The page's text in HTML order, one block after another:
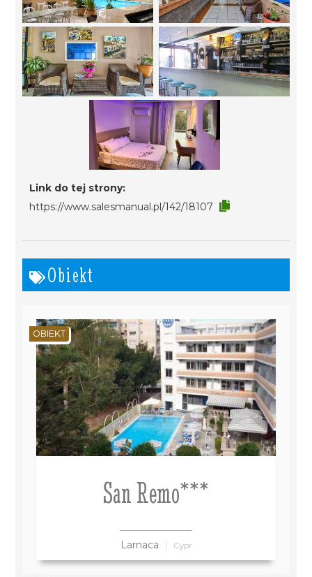
Link do tej strony:
https://www.salesmanual.pl/142/18107
Obiekt
San Remo***
Larnaca Cypr
OBIEKT